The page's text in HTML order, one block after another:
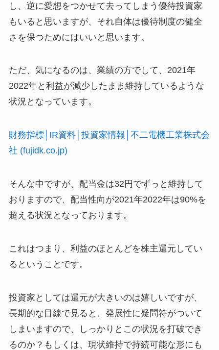
し、逆に愛想をつかせて去ってしまう優待投資家
もいると思いますが、それ自体は優待制度の健全
さを保つためにはいいと思います。
ただ、気になるのは、業績の方でして、2021年
2022年と利益が減少したまま維持しているような
状況となっています。
財務指標│IR資料│投資家情報│不二電機工業株式会
社 (fujidk.co.jp)
そんな中ですが、配当金は32円でずっと維持して
おりますので、配当性向が2021年2022年は90%を
超える状況となっております。
これはつまり、利益のほとんどを株主還元してい
るということです。
投資家としては還元が大きいのは嬉しいですが、
長期的な目線で見ると、発展性に疑問符がついて
しまいますので、しっかりとこの状況を打破でき
るのか？もしくは、現状維持で持続可能な形にも